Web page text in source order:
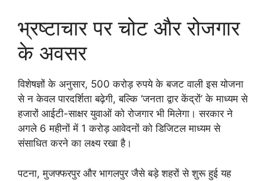
भ्रष्टाचार पर चोट और रोजगार
के अवसर
विशेषज्ञों के अनुसार, 500 करोड़ रुपये के बजट वाली इस योजना
से न केवल पारदर्शिता बढ़ेगी, बल्कि ‘जनता द्वार केंद्रों’ के माध्यम से
हजारों आईटी-साक्षर युवाओं को रोजगार भी मिलेगा। सरकार ने
अगले 6 महीनों में 1 करोड़ आवेदनों को डिजिटल माध्यम से
संसाधित करने का लक्ष्य रखा है।
पटना, मुजफ्फरपुर और भागलपुर जैसे बड़े शहरों से शुरू हुई यह